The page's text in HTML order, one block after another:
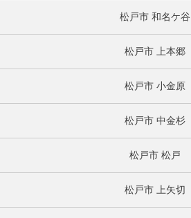
松戸市 和名ケ谷
松戸市 上本郷
松戸市 小金原
松戸市 中金杉
松戸市 松戸
松戸市 上矢切